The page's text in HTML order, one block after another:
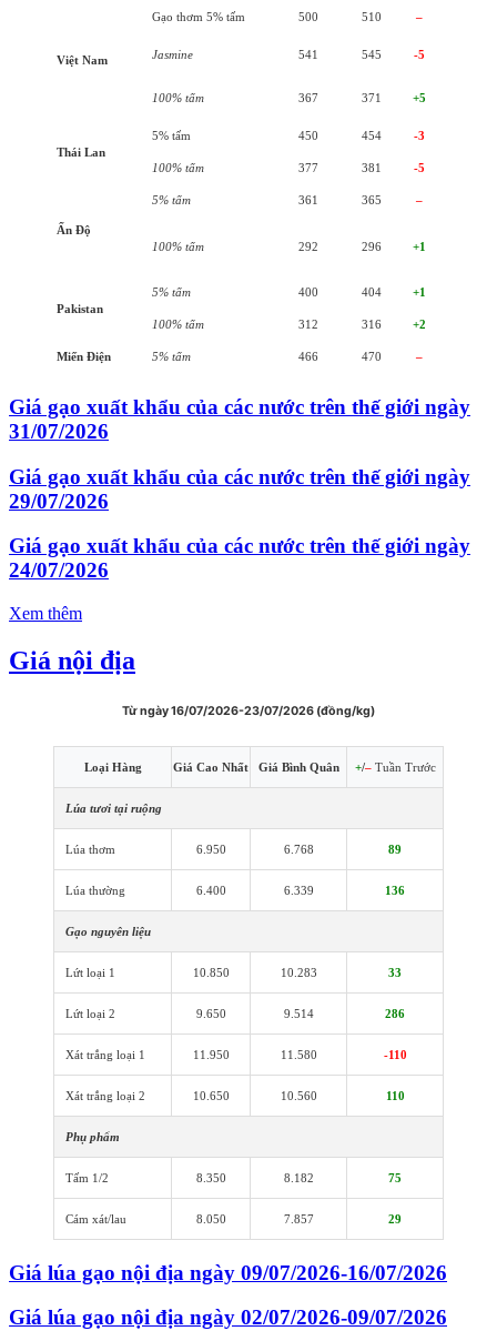
Việt Nam
Gạo thơm 5% tấm 500 510 –
Jasmine 541 545 -5
100% tấm 367 371 +5
Thái Lan
5% tấm 450 454 -3
100% tấm 377 381 -5
Ấn Độ
5% tấm 361 365 –
100% tấm 292 296 +1
Pakistan
5% tấm 400 404 +1
100% tấm 312 316 +2
Miến Điện 5% tấm 466 470 –
Giá gạo xuất khẩu của các nước trên thế giới ngày
31/07/2026
Giá gạo xuất khẩu của các nước trên thế giới ngày
29/07/2026
Giá gạo xuất khẩu của các nước trên thế giới ngày
24/07/2026
Xem thêm
Giá nội địa
Từ ngày 16/07/2026-23/07/2026 (đồng/kg)
Loại Hàng Giá Cao Nhất Giá Bình Quân +/–Tuần Trước
Lúa tươi tại ruộng
Lúa thơm 6.950 6.768 89
Lúa thường 6.400 6.339 136
Gạo nguyên liệu
Lứt loại 1 10.850 10.283 33
Lứt loại 2 9.650 9.514 286
Xát trắng loại 1 11.950 11.580 -110
Xát trắng loại 2 10.650 10.560 110
Phụ phẩm
Tấm 1/2 8.350 8.182 75
Cám xát/lau 8.050 7.857 29
Giá lúa gạo nội địa ngày 09/07/2026-16/07/2026
Giá lúa gạo nội địa ngày 02/07/2026-09/07/2026